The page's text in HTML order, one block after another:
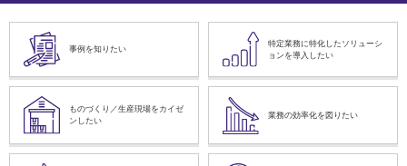
事例を知りたい
特定業務に特化したソリューシ
ョンを導入したい
ものづくり／生産現場をカイゼ
ンしたい
業務の効率化を図りたい